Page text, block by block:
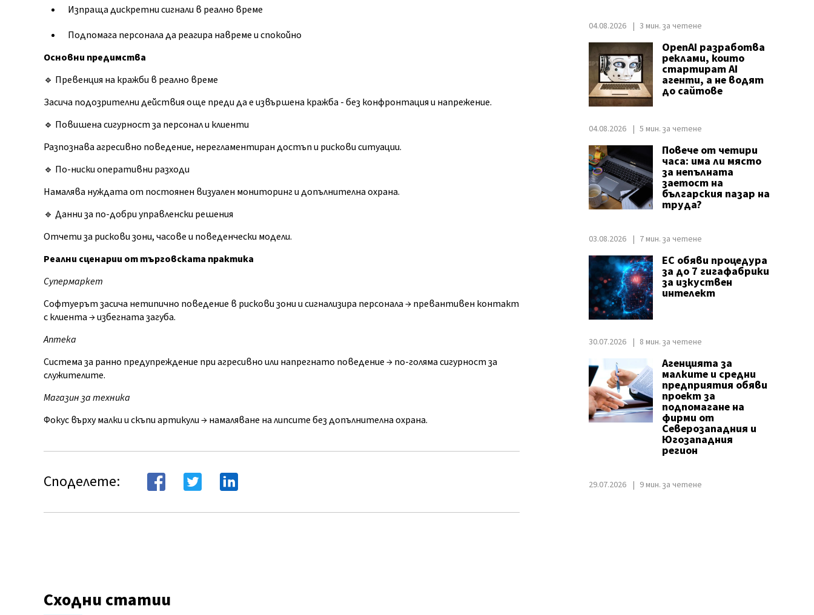
Изпраща дискретни сигнали в реално време
Подпомага персонала да реагира навреме и спокойно
Основни предимства
🔹 Превенция на кражби в реално време
Засича подозрителни действия още преди да е извършена кражба - без конфронтация и напрежение.
🔹 Повишена сигурност за персонал и клиенти
Разпознава агресивно поведение, нерегламентиран достъп и рискови ситуации.
🔹 По-ниски оперативни разходи
Намалява нуждата от постоянен визуален мониторинг и допълнителна охрана.
🔹 Данни за по-добри управленски решения
Отчети за рискови зони, часове и поведенчески модели.
Реални сценарии от търговската практика
Супермаркет
Софтуерът засича нетипично поведение в рискови зони и сигнализира персонала → превантивен контакт
с клиента → избегната загуба.
Аптека
Система за ранно предупреждение при агресивно или напрегнато поведение → по-голяма сигурност за
служителите.
Магазин за техника
Фокус върху малки и скъпи артикули → намаляване на липсите без допълнителна охрана.
Споделете:
04.08.2026 3 мин. за четене
OpenAI разработва
реклами, които
стартират AI
агенти, а не водят
до сайтове
04.08.2026 5 мин. за четене
Повече от четири
часа: има ли място
за непълната
заетост на
българския пазар на
труда?
03.08.2026 7 мин. за четене
ЕС обяви процедура
за до 7 гигафабрики
за изкуствен
интелект
30.07.2026 8 мин. за четене
Агенцията за
малките и средни
предприятия обяви
проект за
подпомагане на
фирми от
Северозападния и
Югозападния
регион
29.07.2026 9 мин. за четене
Сходни статии